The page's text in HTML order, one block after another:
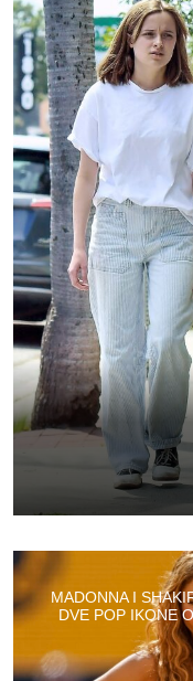
MADONNA I
DVE POP IKONE